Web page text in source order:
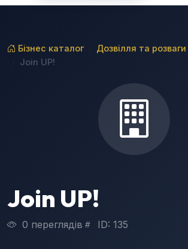
Бізнес каталог Дозвілля та розваги
Join UP!
Join UP!
0 переглядів ID: 135